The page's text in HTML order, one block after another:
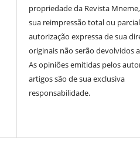
propriedade da Revista
sua reimpressão total ou
autorização expressa de sua
originais não serão devolvidos
As opiniões emitidas pelos
artigos são de sua exclusiva
responsabilidade.